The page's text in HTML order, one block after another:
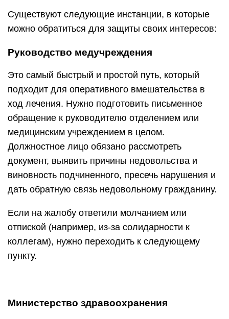
Существуют следующие инстанции, в которые
можно обратиться для защиты своих интересов:
Руководство медучреждения
Это самый быстрый и простой путь, который
подходит для оперативного вмешательства в
ход лечения. Нужно подготовить письменное
обращение к руководителю отделением или
медицинским учреждением в целом.
Должностное лицо обязано рассмотреть
документ, выявить причины недовольства и
виновность подчиненного, пресечь нарушения и
дать обратную связь недовольному гражданину.
Если на жалобу ответили молчанием или
отпиской (например, из-за солидарности к
коллегам), нужно переходить к следующему
пункту.
Министерство здравоохранения